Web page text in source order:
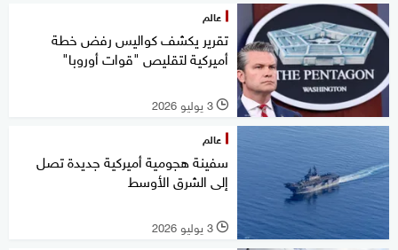
عالم
تقرير يكشف كواليس رفض خطة
أميركية لتقليص "قوات أوروبا"
l 3 يوليو 2026
عالم
سفينة هجومية أميركية جديدة تصل
إلى الشرق الأوسط
l 3 يوليو 2026